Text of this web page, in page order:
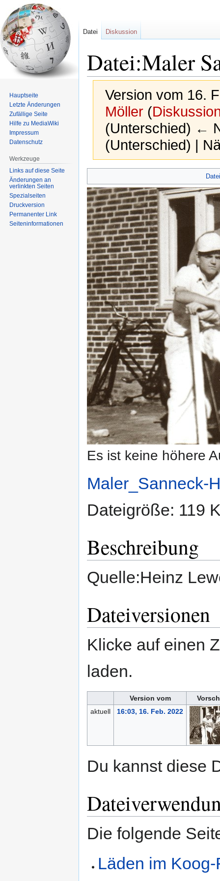
Datei:Maler
Version vom 16.
Möller (
(Unterschied) ←
(Unterschied) |
Navigation
springen
Suche
springen
Es ist keine höhere
Maler_Sanneck-
Dateigröße: 119
Beschreibung
Quelle:Heinz
Dateiversionen
Klicke auf einen
laden.
Version vom
aktuell
16:03, 16. Feb. 2022
Du kannst diese
Die folgende
Läden im
Datei Diskussion
Hauptseite
Letzte Änderungen
Zufällige Seite
Hilfe zu MediaWiki
Impressum
Datenschutz
Werkzeuge
Links auf diese Seite
Änderungen an
verlinkten Seiten
Spezialseiten
Druckversion
Permanenter Link
Seiten­informationen